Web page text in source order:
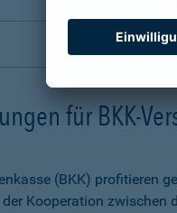
für BKK-
(BKK) profitieren
Kooperation zwischen